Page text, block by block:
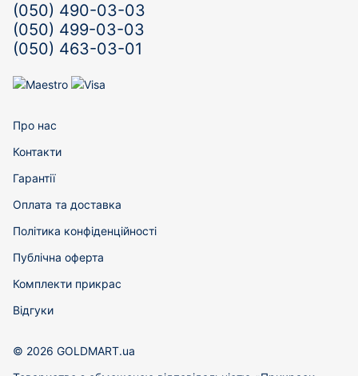
(050) 490-03-03
(050) 499-03-03
(050) 463-03-01
Про нас
Контакти
Гарантії
Оплата та доставка
Політика конфіденційності
Публічна оферта
Комплекти прикрас
Відгуки
© 2026 GOLDMART.ua